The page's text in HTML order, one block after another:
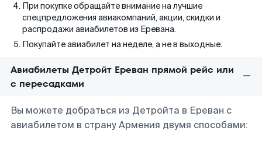
При покупке обращайте внимание на лучшие
спецпредложения авиакомпаний, акции, скидки и
распродажи авиабилетов из Еревана.
Покупайте авиабилет на неделе, а не в выходные.
Авиабилеты Детройт Ереван прямой рейс или
с пересадками
Вы можете добраться из Детройта в Ереван с
авиабилетом в страну Армения двумя способами: